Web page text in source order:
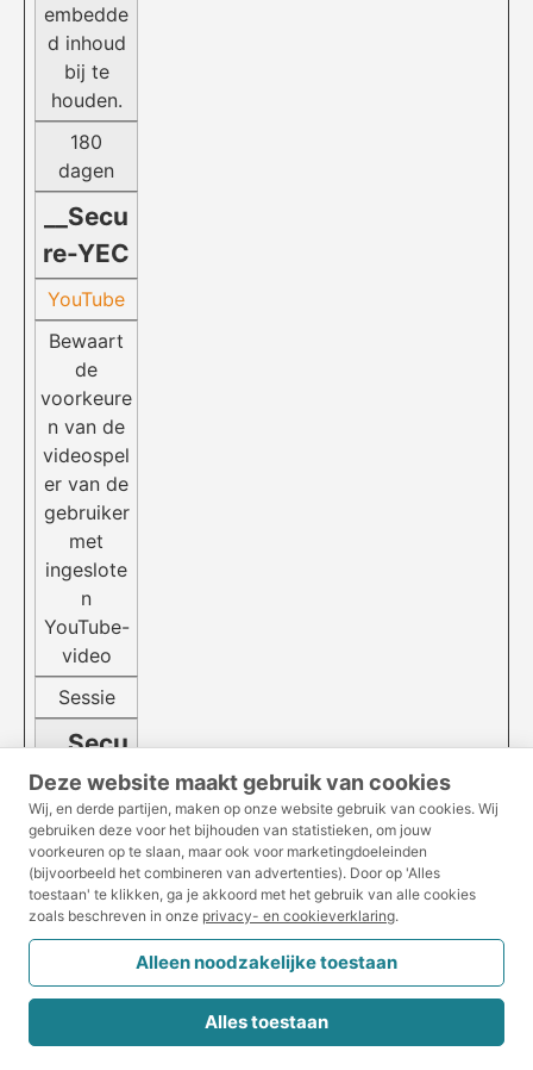
Deze website maakt gebruik van cookies
Wij, en derde partijen, maken op onze website gebruik van cookies. Wij
gebruiken deze voor het bijhouden van statistieken, om jouw
voorkeuren op te slaan, maar ook voor marketingdoeleinden
(bijvoorbeeld het combineren van advertenties). Door op 'Alles
toestaan' te klikken, ga je akkoord met het gebruik van alle cookies
zoals beschreven in onze privacy- en cookieverklaring.
Alleen noodzakelijke toestaan
Alles toestaan
embedde
d inhoud
bij te
houden.
180
dagen
__Secu
re-YEC
YouTube
Bewaart
de
voorkeure
n van de
videospel
er van de
gebruiker
met
ingeslote
n
YouTube-
video
Sessie
__Secu
re-
YNID
YouTube
Wordt
interactie
gebruiker